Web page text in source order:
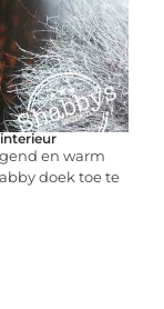
en warm
doek toe te